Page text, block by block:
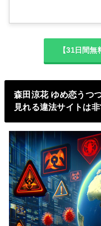
【31日間
森田涼花 ゆめ恋うつ
見れる違法サイトは非